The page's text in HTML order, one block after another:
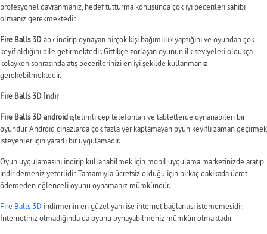
profesyonel davranmanız, hedef tutturma konusunda çok iyi becerileri sahibi
olmanız gerekmektedir.
Fire Balls 3Dapk indirip oynayan birçok kişi bağımlılık yaptığını ve oyundan çok
keyif aldığını dile getirmektedir. Gittikçe zorlaşan oyunun ilk seviyeleri oldukça
kolayken sonrasında atış becerilerinizi en iyi şekilde kullanmanız
gerekebilmektedir.
Fire Balls 3D İndir
Fire Balls 3D android işletimli cep telefonları ve tabletlerde oynanabilen bir
oyundur. Android cihazlarda çok fazla yer kaplamayan oyun keyifli zaman geçirmek
isteyenler için yararlı bir uygulamadır.
Oyun uygulamasını indirip kullanabilmek için mobil uygulama marketinizde aratıp
indir demeniz yeterlidir. Tamamıyla ücretsiz olduğu için birkaç dakikada ücret
ödemeden eğlenceli oyunu oynamanız mümkündür.
Fire Balls 3D indirmenin en güzel yanı ise internet bağlantısı istememesidir.
İnternetiniz olmadığında da oyunu oynayabilmeniz mümkün olmaktadır.